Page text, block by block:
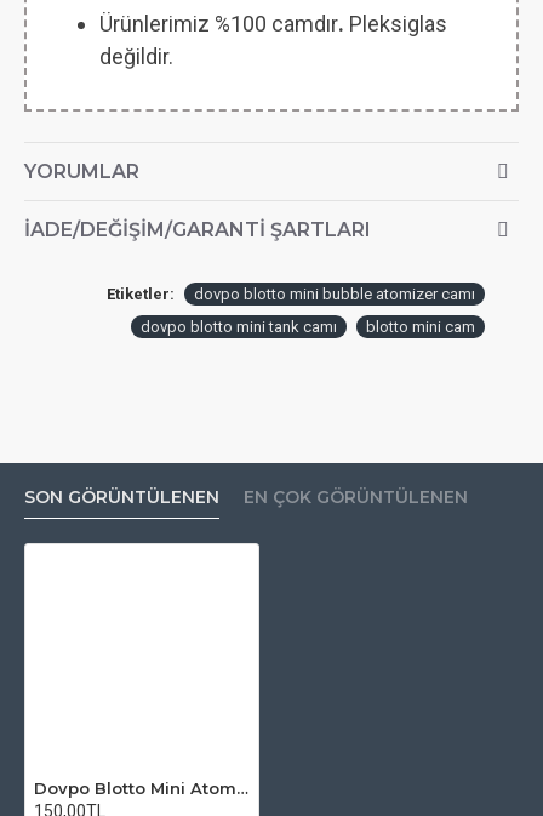
Ürünlerimiz %100 camdır. Pleksiglas
değildir.
YORUMLAR
İADE/DEĞIŞIM/GARANTI ŞARTLARI
Etiketler:
dovpo blotto mini bubble atomizer camı
dovpo blotto mini tank camı
blotto mini cam
SON GÖRÜNTÜLENEN EN ÇOK GÖRÜNTÜLENEN
Dovpo Blotto Mini Atomizer Camı
150,00TL